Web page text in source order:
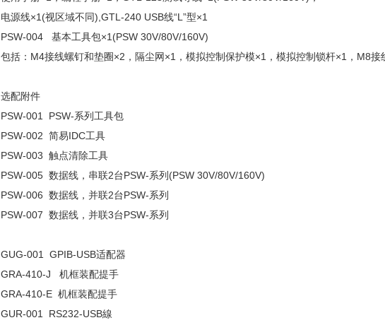
电源线×1(视区域不同),GTL-240 USB线“L”型×1
PSW-004 基本工具包×1(PSW 30V/80V/160V)
包括：M4接线螺钉和垫圈×2，隔尘网×1，模拟控制保护模×1，模拟控制锁杆×1，M8接
选配附件
PSW-001 PSW-系列工具包
PSW-002 简易IDC工具
PSW-003 触点清除工具
PSW-005 数据线，串联2台PSW-系列(PSW 30V/80V/160V)
PSW-006 数据线，并联2台PSW-系列
PSW-007 数据线，并联3台PSW-系列
GUG-001 GPIB-USB适配器
GRA-410-J 机框装配提手
GRA-410-E 机框装配提手
GUR-001 RS232-USB線